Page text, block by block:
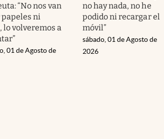
“No nos van
papeles ni
lo volveremos a
01 de Agosto de
no hay nada, no he
podido ni recargar el
móvil”
sábado, 01 de Agosto de
2026